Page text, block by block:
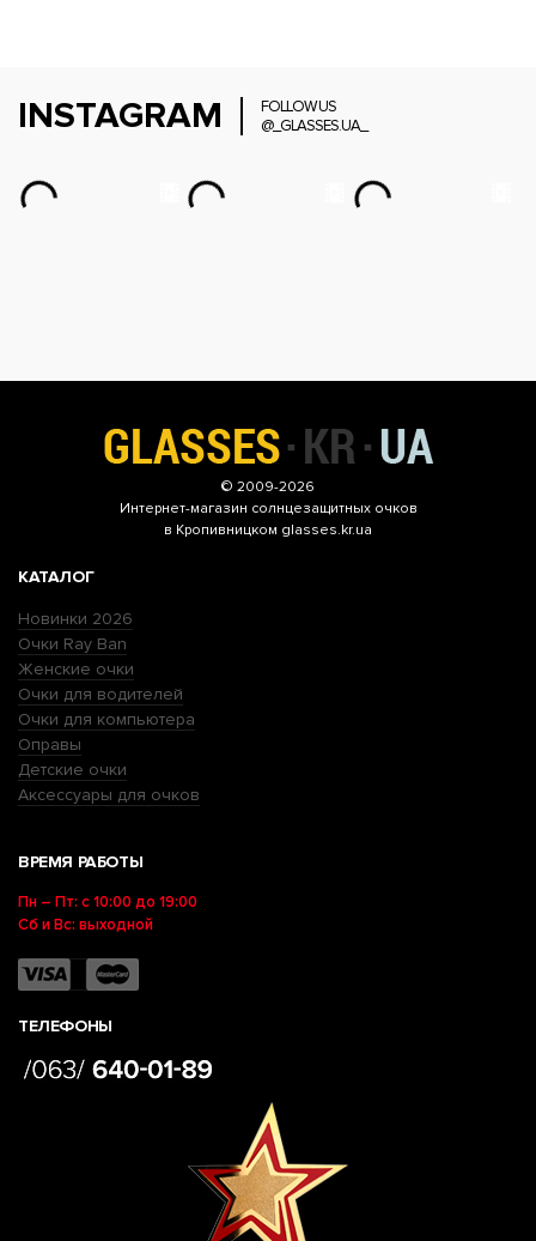
INSTAGRAM
FOLLOW US
@_GLASSES.UA_
© 2009-2026
Интернет-магазин солнцезащитных очков
в Кропивницком glasses.kr.ua
КАТАЛОГ
Новинки 2026
Очки Ray Ban
Женские очки
Очки для водителей
Очки для компьютера
Оправы
Детские очки
Аксессуары для очков
ВРЕМЯ РАБОТЫ
Пн – Пт: с 10:00 до 19:00
Сб и Вс: выходной
ТЕЛЕФОНЫ